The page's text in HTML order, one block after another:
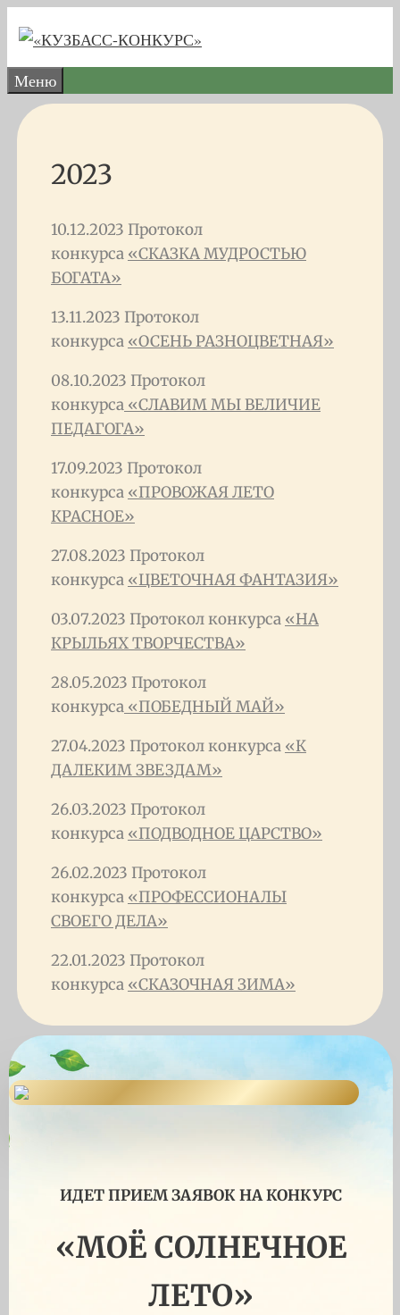
содержимому
Меню
2023
10.12.2023 Протокол
конкурса «СКАЗКА МУДРОСТЬЮ
БОГАТА»
13.11.2023 Протокол
конкурса «ОСЕНЬ РАЗНОЦВЕТНАЯ»
08.10.2023 Протокол
конкурса «СЛАВИМ МЫ ВЕЛИЧИЕ
ПЕДАГОГА»
17.09.2023 Протокол
конкурса «ПРОВОЖАЯ ЛЕТО
КРАСНОЕ»
27.08.2023 Протокол
конкурса «ЦВЕТОЧНАЯ ФАНТАЗИЯ»
03.07.2023 Протокол конкурса «НА
КРЫЛЬЯХ ТВОРЧЕСТВА»
28.05.2023 Протокол
конкурса «ПОБЕДНЫЙ МАЙ»
27.04.2023 Протокол конкурса «К
ДАЛЕКИМ ЗВЕЗДАМ»
26.03.2023 Протокол
конкурса «ПОДВОДНОЕ ЦАРСТВО»
26.02.2023 Протокол
конкурса «ПРОФЕССИОНАЛЫ
СВОЕГО ДЕЛА»
22.01.2023 Протокол
конкурса «СКАЗОЧНАЯ ЗИМА»
ИДЕТ ПРИЕМ ЗАЯВОК НА КОНКУРС
«МОЁ СОЛНЕЧНОЕ
ЛЕТО»